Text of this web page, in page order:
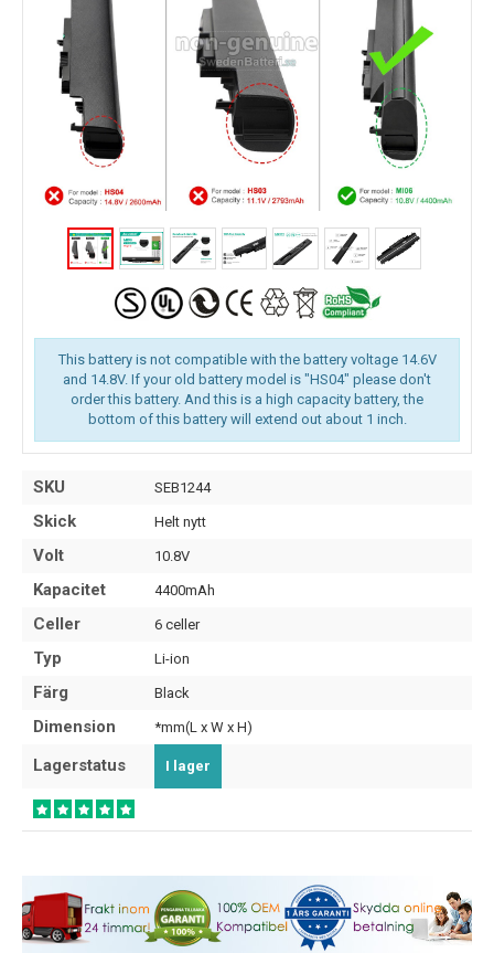
This battery is not compatible with the battery voltage 14.6V
and 14.8V. If your old battery model is "HS04" please don't
order this battery. And this is a high capacity battery, the
bottom of this battery will extend out about 1 inch.
SKU SEB1244
Skick Helt nytt
Volt 10.8V
Kapacitet 4400mAh
Celler 6 celler
Typ Li-ion
Färg Black
Dimension *mm(L x W x H)
Lagerstatus I lager